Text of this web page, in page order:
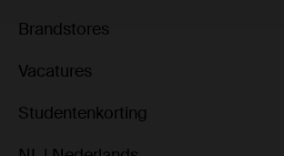
Brandstores
Vacatures
Studentenkorting